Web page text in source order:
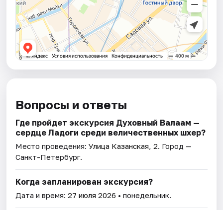
Вопросы и ответы
Где пройдет экскурсия Духовный Валаам —
сердце Ладоги среди величественных шхер?
Место проведения:Улица Казанская, 2. Город —
Санкт-Петербург.
Когда запланирован экскурсия?
Дата и время:27 июля 2026 • понедельник.